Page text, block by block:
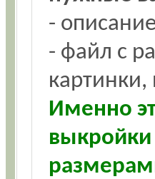
-
- файл с
Именно